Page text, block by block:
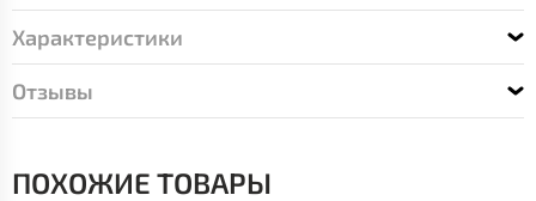
Характеристики
Отзывы
ПОХОЖИЕ ТОВАРЫ